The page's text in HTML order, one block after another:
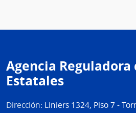
Agencia Reguladora
Estatales
Dirección: Liniers 1324, Piso 7 -